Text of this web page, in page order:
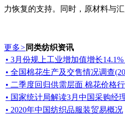
力恢复的支持。同时，原材料与
更多> 同类纺织资讯
• 3月份规上工业增加值增长
• 全国棉花生产及交售情况调查
• 二季度回归供需层面 棉花价格
• 国家统计局解读3月中国采购经
• 2020年中国纺织品服装贸易概况